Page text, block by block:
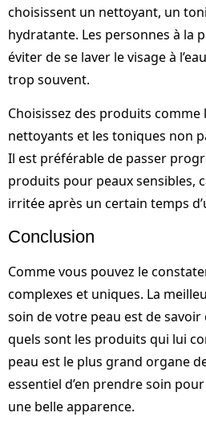
choisissent un nettoyant, un
hydratante. Les personnes à la
éviter de se laver le visage à
trop souvent.
Choisissez des produits comme
nettoyants et les toniques non
Il est préférable de passer
produits pour peaux sensibles,
irritée après un certain temps
Conclusion
Comme vous pouvez le
complexes et uniques. La
soin de votre peau est de
quels sont les produits qui lui
peau est le plus grand organe
essentiel d’en prendre soin
une belle apparence.